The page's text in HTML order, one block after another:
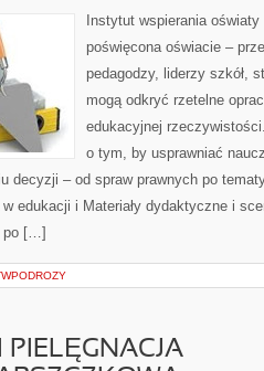
Instytut wspierania
poświęcona oświacie –
pedagodzy, liderzy szkół,
mogą odkryć rzetelne
edukacyjnej
o tym, by usprawniać
decyzji – od spraw prawnych po
edukacji i Materiały dydaktyczne i
po […]
PIELĘGNACJA